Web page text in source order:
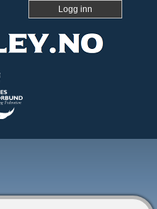
Logg inn